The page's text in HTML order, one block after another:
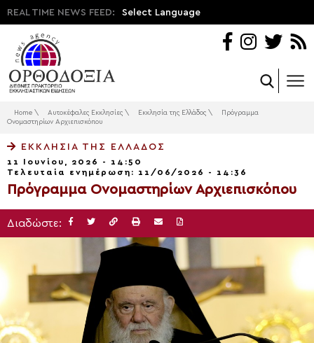
REAL TIME NEWS FEED: Select Language
Home \ Αυτοκέφαλες Εκκλησίες \ Εκκλησία της Ελλάδος \
Πρόγραμμα
Ονομαστηρίων Αρχιεπισκόπου
ΕΚΚΛΗΣΊΑ ΤΗΣ ΕΛΛΆΔΟΣ
11 Ιουνίου, 2026 - 14:50
Τελευταία ενημέρωση: 11/06/2026 - 14:36
Πρόγραμμα Ονομαστηρίων Αρχιεπισκόπου
Διαδώστε: